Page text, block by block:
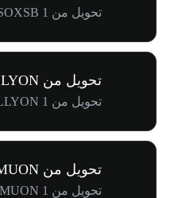
تحويل من 1 SOXSB إلى $43.78
تحويل من LLYON إلى USD
تحويل من 1 LLYON إلى $1.19K
تحويل من MUON إلى USD
تحويل من 1 MUON إلى $892.96